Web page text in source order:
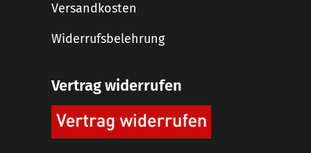
Versandkosten
Widerrufsbelehrung
Vertrag widerrufen